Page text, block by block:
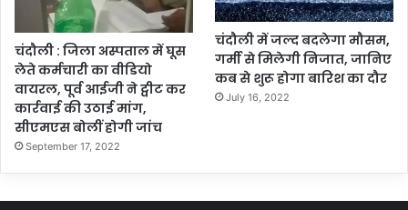
चंदौली : जिला अस्पताल में घूस
लेते कर्मचारी का वीडियो
वायरल, पूर्व आईजी ने ट्वीट कर
कार्रवाई की उठाई मांग,
सीएमएस बोलीं होगी जांच
September 17, 2022
चंदौली में जल्द बदलेगा मौसम,
गर्मी से मिलेगी निजात, जानिए
कब से शुरू होगा बारिश का दौर
July 16, 2022